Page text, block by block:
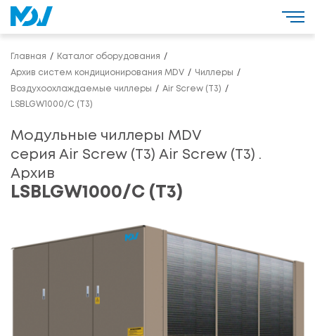
Главная Каталог оборудования
Архив систем кондиционирования MDV Чиллеры
Воздухоохлаждаемые чиллеры
Air Screw (T3)
LSBLGW1000/C (T3)
Модульные чиллеры MDV
серия Air Screw (T3) Air Screw (T3) .
Архив
LSBLGW1000/C (T3)